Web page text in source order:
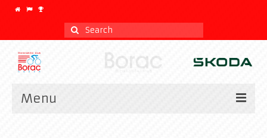
Search
for:
Menu